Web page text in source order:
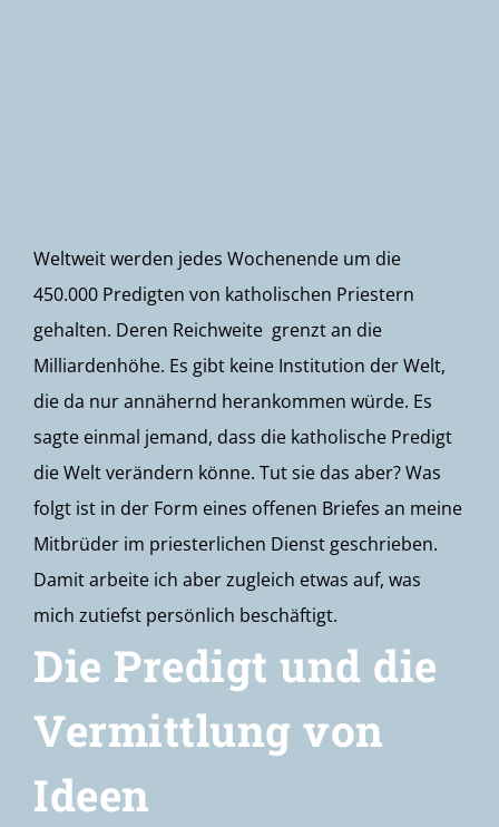
Weltweit werden jedes Wochenende um die
450.000 Predigten von katholischen Priestern
gehalten. Deren Reichweite grenzt an die
Milliardenhöhe. Es gibt keine Institution der Welt,
die da nur annähernd herankommen würde. Es
sagte einmal jemand, dass die katholische Predigt
die Welt verändern könne. Tut sie das aber? Was
folgt ist in der Form eines offenen Briefes an meine
Mitbrüder im priesterlichen Dienst geschrieben.
Damit arbeite ich aber zugleich etwas auf, was
mich zutiefst persönlich beschäftigt.
Die Predigt und die
Vermittlung von
Ideen